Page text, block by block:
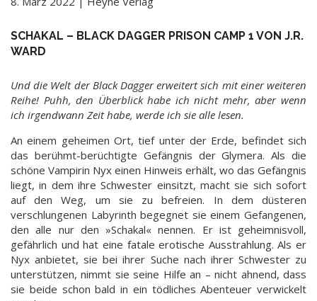
SCHAKAL – BLACK DAGGER PRISON CAMP 1 VON J.R.
WARD
Und die Welt der Black Dagger erweitert sich mit einer weiteren
Reihe! Puhh, den Überblick habe ich nicht mehr, aber wenn
ich irgendwann Zeit habe, werde ich sie alle lesen.
An einem geheimen Ort, tief unter der Erde, befindet sich
das berühmt-berüchtigte Gefängnis der Glymera. Als die
schöne Vampirin Nyx einen Hinweis erhält, wo das Gefängnis
liegt, in dem ihre Schwester einsitzt, macht sie sich sofort
auf den Weg, um sie zu befreien. In dem düsteren
verschlungenen Labyrinth begegnet sie einem Gefangenen,
den alle nur den »Schakal« nennen. Er ist geheimnisvoll,
gefährlich und hat eine fatale erotische Ausstrahlung. Als er
Nyx anbietet, sie bei ihrer Suche nach ihrer Schwester zu
unterstützen, nimmt sie seine Hilfe an – nicht ahnend, dass
sie beide schon bald in ein tödliches Abenteuer verwickelt